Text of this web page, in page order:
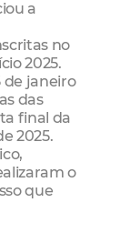
a
no
2025.
de janeiro
das
final da
2025.
o
que